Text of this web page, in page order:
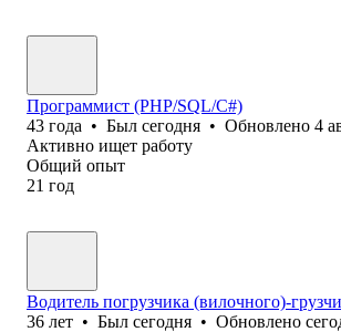
Программист (PHP/SQL/C#)
43 года • Был сегодня • Обновлено 4
Активно ищет работу
Общий опыт
21 год
Водитель погрузчика (вилочного)-
36 лет • Был сегодня • Обновлено